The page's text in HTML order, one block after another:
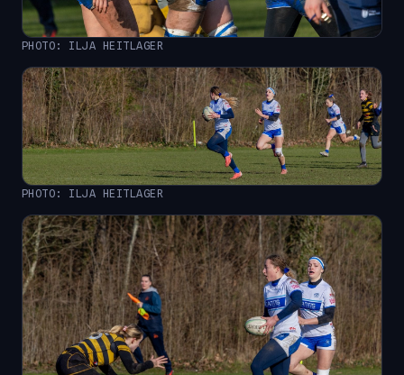
PHOTO: ILJA HEITLAGER
PHOTO: ILJA HEITLAGER